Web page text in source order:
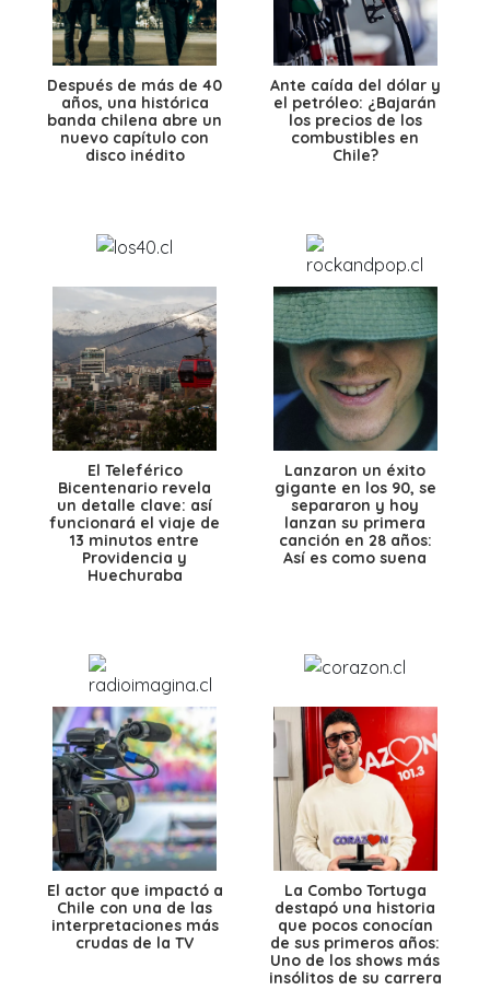
Después de más de 40
años, una histórica
banda chilena abre un
nuevo capítulo con
disco inédito
Ante caída del dólar y
el petróleo: ¿Bajarán
los precios de los
combustibles en
Chile?
El Teleférico
Bicentenario revela
un detalle clave: así
funcionará el viaje de
13 minutos entre
Providencia y
Huechuraba
Lanzaron un éxito
gigante en los 90, se
separaron y hoy
lanzan su primera
canción en 28 años:
Así es como suena
El actor que impactó a
Chile con una de las
interpretaciones más
crudas de la TV
La Combo Tortuga
destapó una historia
que pocos conocían
de sus primeros años:
Uno de los shows más
insólitos de su carrera